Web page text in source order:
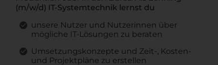
(m/w/d) IT-Systemtechnik lernst du
unsere Nutzer und Nutzerinnen über
mögliche IT-Lösungen zu beraten
Umsetzungskonzepte und Zeit-, Kosten-
und Projektpläne zu erstellen